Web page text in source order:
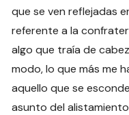
que se ven reflejadas
referente a la
algo que traía de
modo, lo que más me
aquello que se
asunto del